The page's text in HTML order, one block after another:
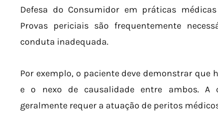
Defesa do Consumidor em práticas
Provas periciais são frequentemente
conduta inadequada.
Por exemplo, o paciente deve demonstrar
e o nexo de causalidade entre ambos. A
geralmente requer a atuação de peritos